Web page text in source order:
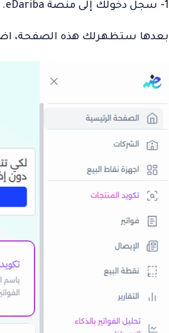
1- سجل دخولك إلى منصة eDariba.
بعدها ستظهرلك هذه الصفحة،